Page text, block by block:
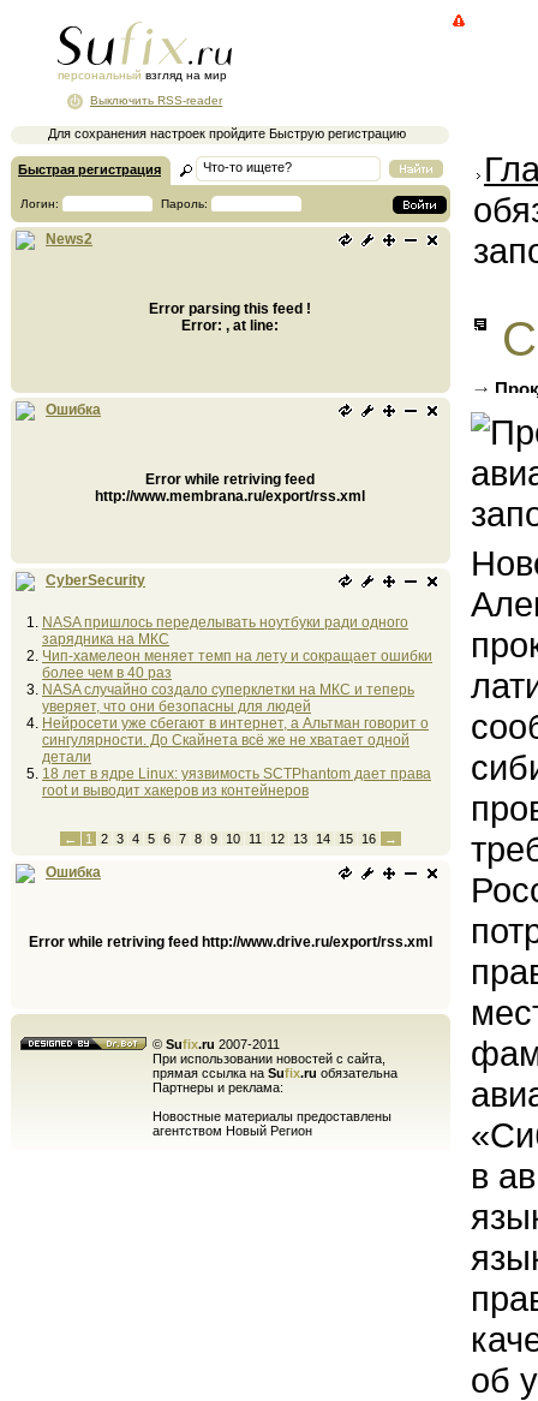
персональный взгляд на мир
Для сохранения настроек пройдите Быструю регистрацию
Выключить RSS-reader
Быстрая регистрация
Логин: Пароль:
News2
Error parsing this feed !
Error: , at line:
Ошибка
Error while retriving feed
http://www.membrana.ru/export/rss.xml
CyberSecurity
NASA пришлось переделывать ноутбуки ради одного
зарядника на МКС
Чип-хамелеон меняет темп на лету и сокращает ошибки
более чем в 40 раз
NASA случайно создало суперклетки на МКС и теперь
уверяет, что они безопасны для людей
Нейросети уже сбегают в интернет, а Альтман говорит о
сингулярности. До Скайнета всё же не хватает одной
детали
18 лет в ядре Linux: уязвимость SCTPhantom дает права
root и выводит хакеров из контейнеров
← 1 2 3 4 5 6 7 8 9 10 11 12 13 14 15 16 →
Ошибка
Error while retriving feed http://www.drive.ru/export/rss.xml
© Sufix.ru 2007-2011
При использовании новостей с сайта,
прямая ссылка на Sufix.ru обязательна
Партнеры и реклама:
Новостные материалы предоставлены
агентством Новый Регион
русски
в
об